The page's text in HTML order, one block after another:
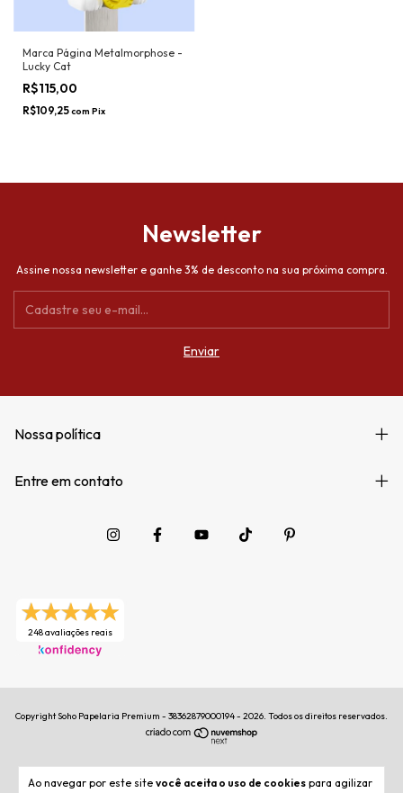
Ao navegar por este site você aceita o uso de cookies para agilizar
Marca Página Metalmorphose -
Lucky Cat
R$115,00
R$109,25com Pix
Newsletter
Assine nossa newsletter e ganhe 3% de desconto na sua próxima compra.
Nossa política
Entre em contato
248 avaliações reais
Copyright Soho Papelaria Premium - 38362879000194 - 2026. Todos os direitos reservados.